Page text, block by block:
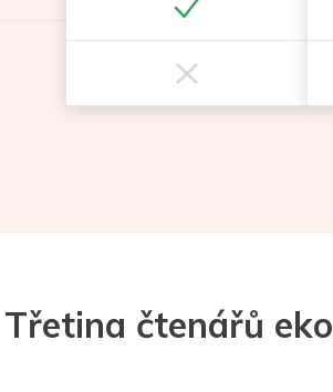
Třetina čtenářů